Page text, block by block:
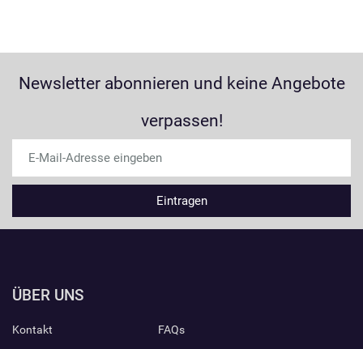
Newsletter abonnieren und keine Angebote
verpassen!
ÜBER UNS
Kontakt FAQs